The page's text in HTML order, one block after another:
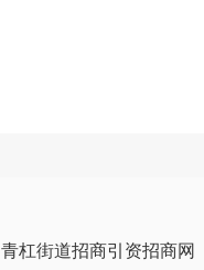
青杠街道招商引资招商网